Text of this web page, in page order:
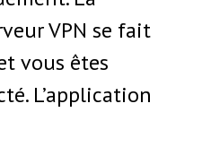
VPN se fait
vous êtes
L’application